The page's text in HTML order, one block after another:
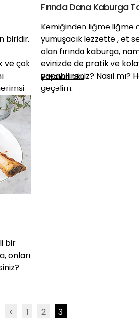
biridir.
ve çok
Fırında Dana Kaburga
Kemiğinden liğme liğme
yumuşacık lezzette , et
olan fırında kaburga,
evinizde de pratik ve
yapabilirsiniz? Nasıl mı?
geçelim.
Devamını oku
bir
onları
< 1 2 3